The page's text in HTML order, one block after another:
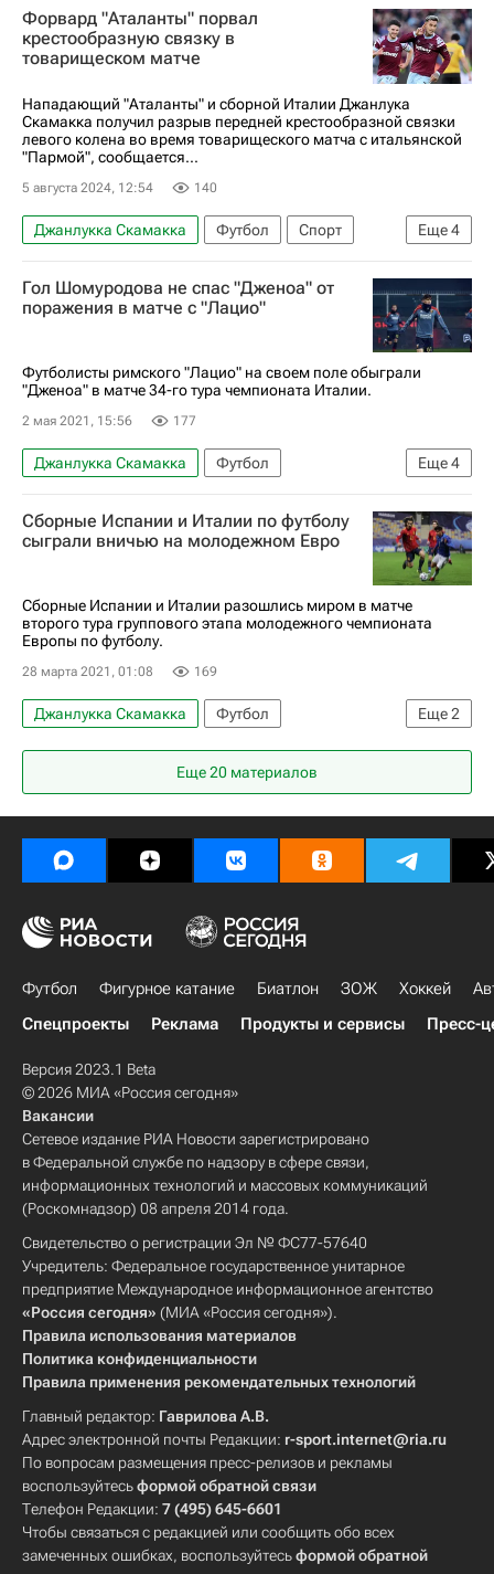
Форвард "Аталанты" порвал
крестообразную связку в
товарищеском матче
Нападающий "Аталанты" и сборной Италии Джанлука
Скамакка получил разрыв передней крестообразной связки
левого колена во время товарищеского матча с итальянской
"Пармой", сообщается...
5 августа 2024, 12:54 140
Еще4
Джанлукка Скамакка Футбол
Спорт
Италия
Аталанта Бергамо Парма
Гол Шомуродова не спас "Дженоа" от
поражения в матче с "Лацио"
Футболисты римского "Лацио" на своем поле обыграли
"Дженоа" в матче 34-го тура чемпионата Италии.
2 мая 2021, 15:56 177
Еще4
Джанлукка Скамакка
Футбол
Серия А 2026-2027 (Чемпионат Италии по футболу)
Дженоа
Лацио Элдор Шомуродов
Сборные Испании и Италии по футболу
сыграли вничью на молодежном Евро
Сборные Испании и Италии разошлись миром в матче
второго тура группового этапа молодежного чемпионата
Европы по футболу.
28 марта 2021, 01:08 169
Еще2
Джанлукка Скамакка
Футбол
Молодежный чемпионат Европы по футболу
Еще 20 материалов
Футбол Фигурное катание Биатлон ЗОЖ Хоккей
Спецпроекты
Реклама Продукты и сервисы Пресс-
Версия 2023.1 Beta
© 2026 МИА «Россия сегодня»
Вакансии
Сетевое издание РИА Новости зарегистрировано
в Федеральной службе по надзору в сфере связи,
информационных технологий и массовых коммуникаций
(Роскомнадзор) 08 апреля 2014 года.
Свидетельство о регистрации Эл № ФС77-57640
Учредитель: Федеральное государственное унитарное
предприятие Международное информационное агентство
«Россия сегодня» (МИА «Россия сегодня»).
Правила использования материалов
Политика конфиденциальности
Правила применения рекомендательных технологий
Главный редактор: Гаврилова А.В.
Адрес электронной почты Редакции: r-sport.internet@ria.ru
По вопросам размещения пресс-релизов и рекламы
воспользуйтесьформой обратной связи
Телефон Редакции: 7 (495) 645-6601
Чтобы связаться с редакцией или сообщить обо всех
замеченных ошибках, воспользуйтесьформой обратной